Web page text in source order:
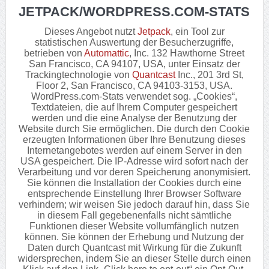
JETPACK/WORDPRESS.COM-STATS
Dieses Angebot nutztJetpack, ein Tool zur
statistischen Auswertung der Besucherzugriffe,
betrieben vonAutomattic, Inc. 132 Hawthorne Street
San Francisco, CA 94107, USA, unter Einsatz der
Trackingtechnologie von QuantcastInc., 201 3rd St,
Floor 2, San Francisco, CA 94103-3153, USA.
WordPress.com-Stats verwendet sog. „Cookies“,
Textdateien, die auf Ihrem Computer gespeichert
werden und die eine Analyse der Benutzung der
Website durch Sie ermöglichen. Die durch den Cookie
erzeugten Informationen über Ihre Benutzung dieses
Internetangebotes werden auf einem Server in den
USA gespeichert. Die IP-Adresse wird sofort nach der
Verarbeitung und vor deren Speicherung anonymisiert.
Sie können die Installation der Cookies durch eine
entsprechende Einstellung Ihrer Browser Software
verhindern; wir weisen Sie jedoch darauf hin, dass Sie
in diesem Fall gegebenenfalls nicht sämtliche
Funktionen dieser Website vollumfänglich nutzen
können. Sie können der Erhebung und Nutzung der
Daten durch Quantcast mit Wirkung für die Zukunft
widersprechen, indem Sie an dieser Stelle durch einen